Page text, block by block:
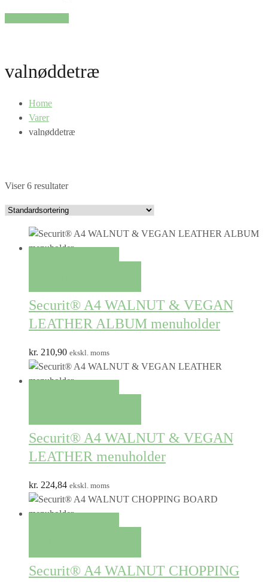
valnøddetræ
Home
Varer
valnøddetræ
Viser 6 resultater
Securit® A4 WALNUT & VEGAN
LEATHER ALBUM menuholder
kr. 210,90 ekskl. moms
Securit® A4 WALNUT & VEGAN
LEATHER menuholder
kr. 224,84 ekskl. moms
Securit® A4 WALNUT CHOPPING